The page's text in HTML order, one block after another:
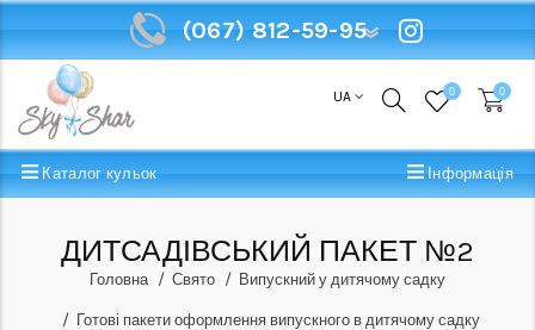
(067) 812-59-95
UA 0 0
Каталог кульок Інформація
ДИТСАДІВСЬКИЙ ПАКЕТ №2
Головна Свято Випускний у дитячому садку
Готові пакети оформлення випускного в дитячому садку